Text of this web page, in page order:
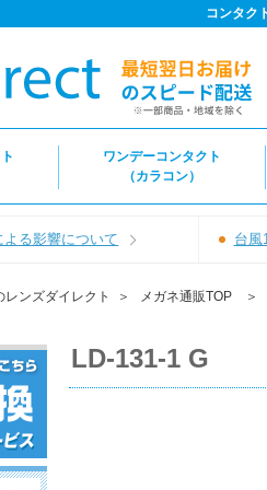
コンタク
ワンデーコンタクト
（カラコン）
よる影響について 台風
ンズダイレクト ＞ メガネ通販TOP ＞
LD-131-1 G